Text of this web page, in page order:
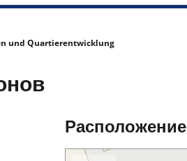
und Quartierentwicklung
Расположение